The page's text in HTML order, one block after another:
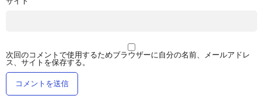
次回のコメントで使用するためブラウザーに自分の名前、メールアドレ
ス、サイトを保存する。